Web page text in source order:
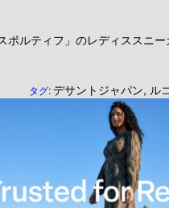
ポルティフ」のレディススニ
タグ:デサントジャパン, ル